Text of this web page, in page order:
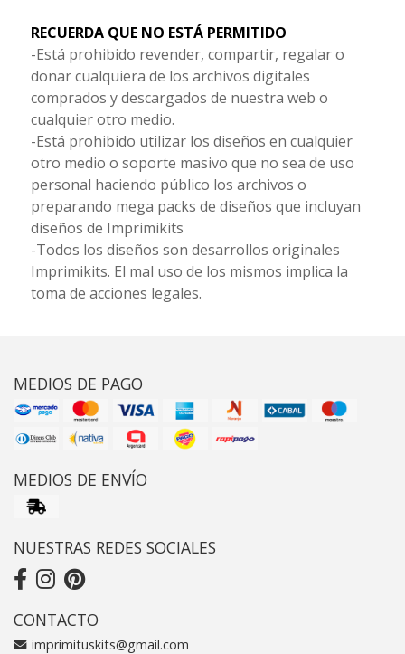
RECUERDA QUE NO ESTÁ PERMITIDO
-Está prohibido revender, compartir, regalar o
donar cualquiera de los archivos digitales
comprados y descargados de nuestra web o
cualquier otro medio.
-Está prohibido utilizar los diseños en cualquier
otro medio o soporte masivo que no sea de uso
personal haciendo público los archivos o
preparando mega packs de diseños que incluyan
diseños de Imprimikits
-Todos los diseños son desarrollos originales
Imprimikits. El mal uso de los mismos implica la
toma de acciones legales.
MEDIOS DE PAGO
MEDIOS DE ENVÍO
NUESTRAS REDES SOCIALES
CONTACTO
imprimituskits@gmail.com